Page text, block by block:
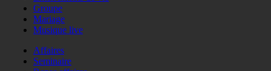
Groupe
Mariage
Musique live
Affaires
Seminaire